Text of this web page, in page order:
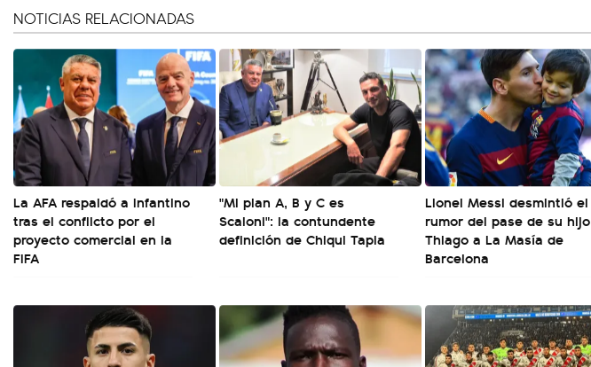
NOTICIAS RELACIONADAS
La AFA respaldó a Infantino
tras el conflicto por el
proyecto comercial en la
FIFA
"Mi plan A, B y C es
Scaloni": la contundente
definición de Chiqui Tapia
Lionel Messi desmintió el
rumor del pase de su hijo
Thiago a La Masía de
Barcelona